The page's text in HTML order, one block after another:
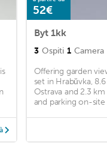
52€
Byt 1kk
3 Ospiti 1 Camera
Offering garden
set in Hrabŭvka,
Ostrava and 2.3
and parking on-site